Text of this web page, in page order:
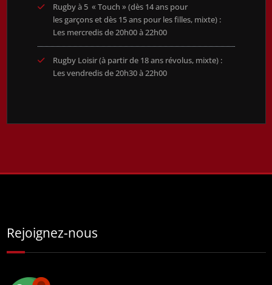
Rugby à 5 « Touch » (dès 14 ans pour
les garçons et dès 15 ans pour les filles, mixte) :
Les mercredis de 20h00 à 22h00
Rugby Loisir (à partir de 18 ans révolus, mixte) :
Les vendredis de 20h30 à 22h00
Rejoignez-nous